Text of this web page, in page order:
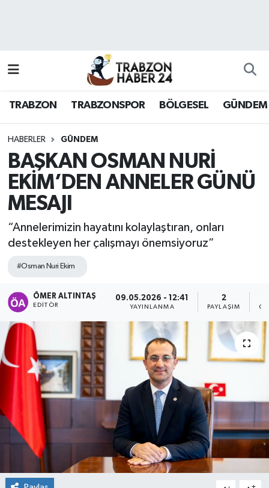
TRABZON TRABZONSPOR BÖLGESEL GÜNDEM
HABERLER GÜNDEM
BAŞKAN OSMAN NURİ
EKİM’DEN ANNELER GÜNÜ
MESAJI
“Annelerimizin hayatını kolaylaştıran, onları
destekleyen her çalışmayı önemsiyoruz”
#Osman Nuri Ekim
ÖMER ALTINTAŞ
EDITÖR
09.05.2026 - 12:41
YAYINLANMA
2
PAYLAŞIM
Hava Durumu
Namaz Vakitleri
Trafik Durumu
Süper Lig Puan Durumu ve Fikstür
Tüm Manşetler
Son Dakika Haberleri